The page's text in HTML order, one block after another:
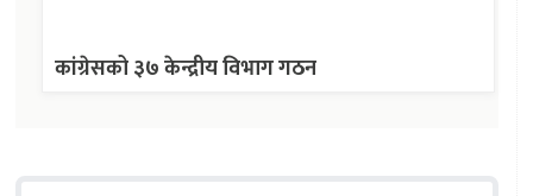
कांग्रेसको ३७ केन्द्रीय विभाग गठन